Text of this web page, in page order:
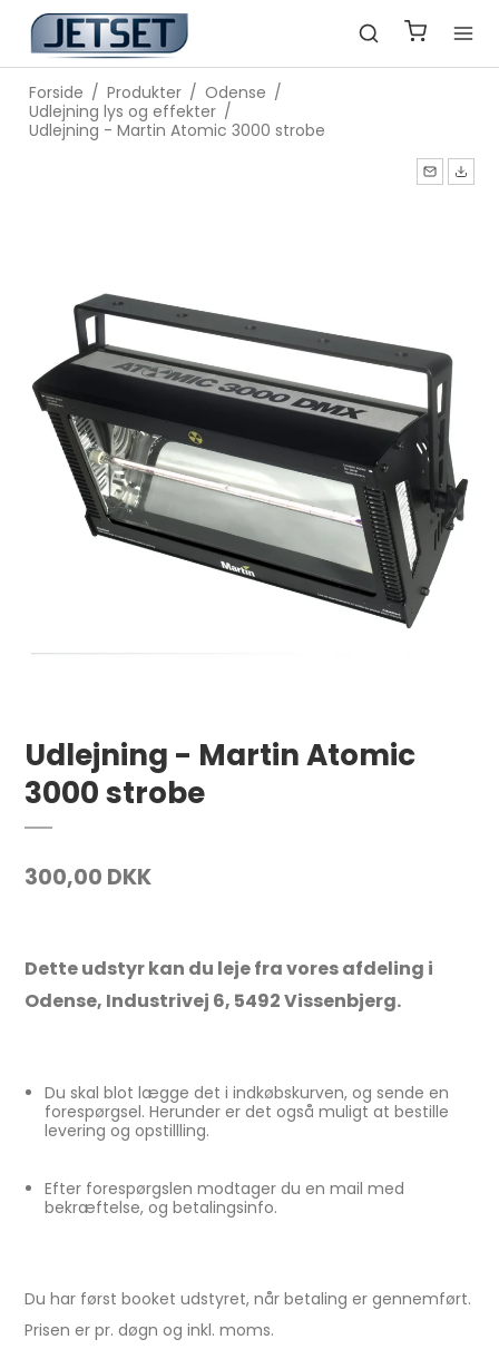
Forside / Produkter / Odense /
Udlejning lys og effekter /
Udlejning - Martin Atomic 3000 strobe
Udlejning - Martin Atomic
3000 strobe
300,00 DKK
Dette udstyr kan du leje fra vores afdeling i
Odense, Industrivej 6, 5492 Vissenbjerg.
Du skal blot lægge det i indkøbskurven, og sende en
forespørgsel. Herunder er det også muligt at bestille
levering og opstillling.
Efter forespørgslen modtager du en mail med
bekræftelse, og betalingsinfo.
Du har først booket udstyret, når betaling er gennemført.
Prisen er pr. døgn og inkl. moms.